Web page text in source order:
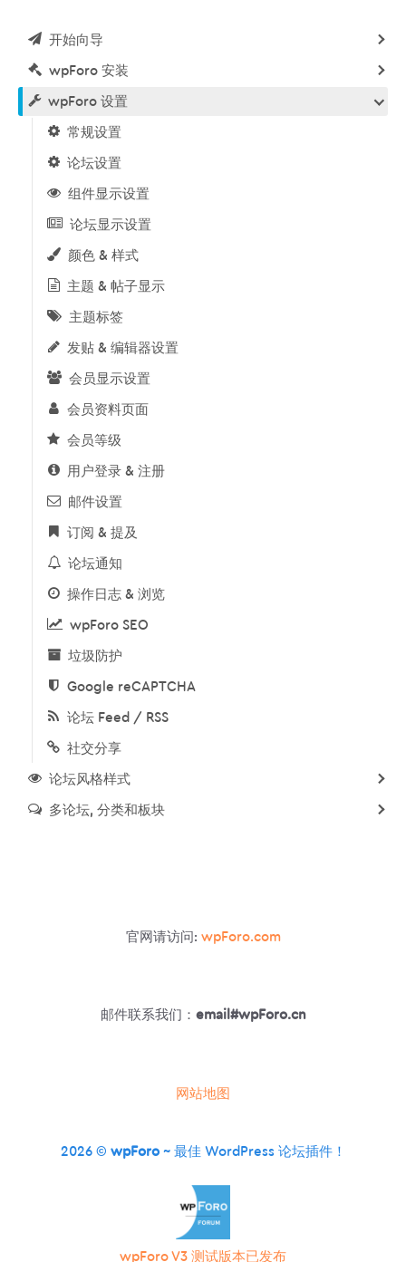
开始向导
wpForo 安装
wpForo 设置
常规设置
论坛设置
组件显示设置
论坛显示设置
颜色 & 样式
主题 & 帖子显示
主题标签
发贴 & 编辑器设置
会员显示设置
会员资料页面
会员等级
用户登录 & 注册
邮件设置
订阅 & 提及
论坛通知
操作日志 & 浏览
wpForo SEO
垃圾防护
Google reCAPTCHA
论坛 Feed / RSS
社交分享
论坛风格样式
多论坛, 分类和板块
官网请访问: wpForo.com
邮件联系我们： email#wpForo.cn
网站地图
2026 © wpForo~ 最佳 WordPress 论坛插件！
wpForo V3 测试版本已发布